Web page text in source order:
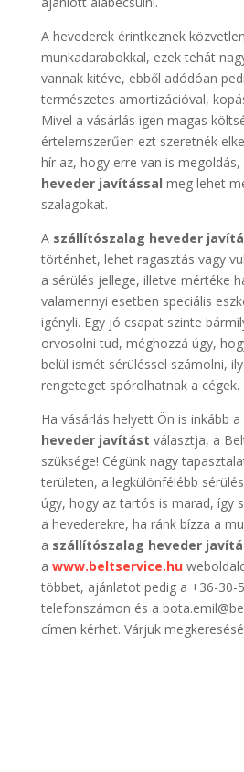
A hevederek érintkeznek
munkadarabokkal, ezek tehát
vannak kitéve, ebből adódóan
természetes amortizációval,
Mivel a vásárlás igen magas
értelemszerűen ezt szeretnék
hír az, hogy erre van is megoldás,
heveder javítással meg lehet
szalagokat.
A szállítószalag heveder
történhet, lehet ragasztás vagy
a sérülés jellege, illetve mértéke
valamennyi esetben speciális
igényli. Egy jó csapat szinte
orvosolni tud, méghozzá úgy,
belül ismét sérüléssel számolni,
rengeteget spórolhatnak a cégek.
Ha vásárlás helyett Ön is inkább a
heveder javítást választja, a
szüksége! Cégünk nagy
területen, a legkülönfélébb
úgy, hogy az tartós is marad, így
a hevederekre, ha ránk bízza a
a szállítószalag heveder
a www.beltservice.hu
többet, ajánlatot pedig a +36-30-
telefonszámon és a
címen kérhet. Várjuk